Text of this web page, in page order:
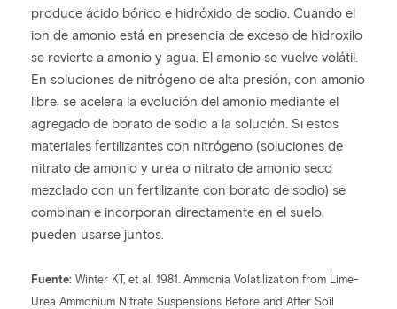
produce ácido bórico e hidróxido de sodio. Cuando el
ion de amonio está en presencia de exceso de hidroxilo
se revierte a amonio y agua. El amonio se vuelve volátil.
En soluciones de nitrógeno de alta presión, con amonio
libre, se acelera la evolución del amonio mediante el
agregado de borato de sodio a la solución. Si estos
materiales fertilizantes con nitrógeno (soluciones de
nitrato de amonio y urea o nitrato de amonio seco
mezclado con un fertilizante con borato de sodio) se
combinan e incorporan directamente en el suelo,
pueden usarse juntos.
Fuente: Winter KT, et al. 1981. Ammonia Volatilization from Lime-
Urea Ammonium Nitrate Suspensions Before and After Soil